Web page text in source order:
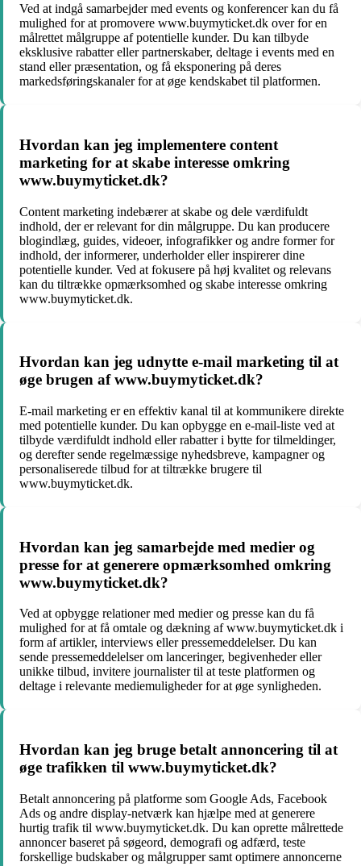
Ved at indgå samarbejder med events og konferencer kan du få
mulighed for at promovere www.buymyticket.dk over for en
målrettet målgruppe af potentielle kunder. Du kan tilbyde
eksklusive rabatter eller partnerskaber, deltage i events med en
stand eller præsentation, og få eksponering på deres
markedsføringskanaler for at øge kendskabet til platformen.
Hvordan kan jeg implementere content
marketing for at skabe interesse omkring
www.buymyticket.dk?
Content marketing indebærer at skabe og dele værdifuldt
indhold, der er relevant for din målgruppe. Du kan producere
blogindlæg, guides, videoer, infografikker og andre former for
indhold, der informerer, underholder eller inspirerer dine
potentielle kunder. Ved at fokusere på høj kvalitet og relevans
kan du tiltrække opmærksomhed og skabe interesse omkring
www.buymyticket.dk.
Hvordan kan jeg udnytte e-mail marketing til at
øge brugen af www.buymyticket.dk?
E-mail marketing er en effektiv kanal til at kommunikere direkte
med potentielle kunder. Du kan opbygge en e-mail-liste ved at
tilbyde værdifuldt indhold eller rabatter i bytte for tilmeldinger,
og derefter sende regelmæssige nyhedsbreve, kampagner og
personaliserede tilbud for at tiltrække brugere til
www.buymyticket.dk.
Hvordan kan jeg samarbejde med medier og
presse for at generere opmærksomhed omkring
www.buymyticket.dk?
Ved at opbygge relationer med medier og presse kan du få
mulighed for at få omtale og dækning af www.buymyticket.dk i
form af artikler, interviews eller pressemeddelelser. Du kan
sende pressemeddelelser om lanceringer, begivenheder eller
unikke tilbud, invitere journalister til at teste platformen og
deltage i relevante mediemuligheder for at øge synligheden.
Hvordan kan jeg bruge betalt annoncering til at
øge trafikken til www.buymyticket.dk?
Betalt annoncering på platforme som Google Ads, Facebook
Ads og andre display-netværk kan hjælpe med at generere
hurtig trafik til www.buymyticket.dk. Du kan oprette målrettede
annoncer baseret på søgeord, demografi og adfærd, teste
forskellige budskaber og målgrupper samt optimere annoncerne